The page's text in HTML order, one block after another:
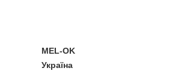
MEL-OK
Україна